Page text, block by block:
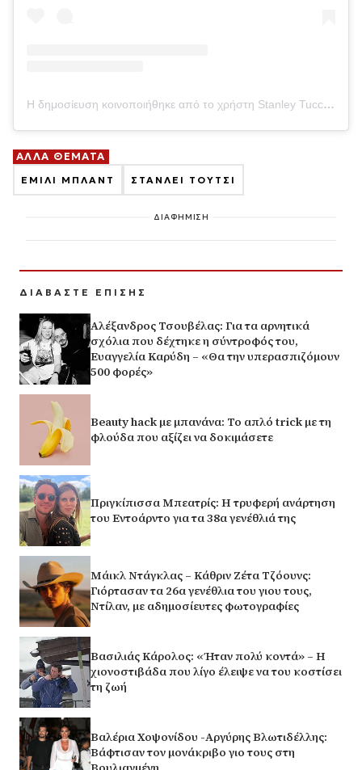
Η δημοσίευση κοινοποιήθηκε από το χρήστη Stanley Tucci (@stanleytucci)
ΑΛΛΑ ΘΕΜΑΤΑ
ΕΜΙΛΙ ΜΠΛΑΝΤ ΣΤΑΝΛΕΙ ΤΟΥΤΣΙ
ΔΙΑΦΗΜΙΣΗ
ΔΙΑΒΑΣΤΕ ΕΠΙΣΗΣ
Αλέξανδρος Τσουβέλας: Για τα αρνητικά
σχόλια που δέχτηκε η σύντροφός του,
Ευαγγελία Καρύδη – «Θα την υπερασπιζόμουν
500 φορές»
Beauty hack με μπανάνα: Το απλό trick με τη
φλούδα που αξίζει να δοκιμάσετε
Πριγκίπισσα Μπεατρίς: Η τρυφερή ανάρτηση
του Εντοάρντο για τα 38α γενέθλιά της
Μάικλ Ντάγκλας – Κάθριν Ζέτα Τζόουνς:
Γιόρτασαν τα 26α γενέθλια του γιου τους,
Ντίλαν, με αδημοσίευτες φωτογραφίες
Βασιλιάς Κάρολος: «Ήταν πολύ κοντά» – Η
χιονοστιβάδα που λίγο έλειψε να του κοστίσει
τη ζωή
Βαλέρια Χοψονίδου -Αργύρης Βλωτιδέλλης:
Βάφτισαν τον μονάκριβο γιο τους στη